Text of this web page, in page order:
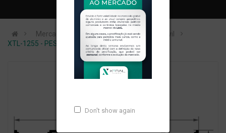
Don't show again
Mercados de Atuação
Construção Civil
XTL-1255 - PESO LINEAR: 0,923kg/m